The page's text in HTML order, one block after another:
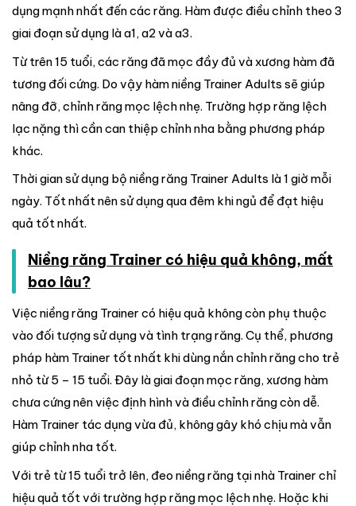
dụng mạnh nhất đến các răng. Hàm được điều chỉnh theo 3
giai đoạn sử dụng là a1, a2 và a3.
Từ trên 15 tuổi, các răng đã mọc đầy đủ và xương hàm đã
tương đối cứng. Do vậy hàm niềng Trainer Adults sẽ giúp
nâng đỡ, chỉnh răng mọc lệch nhẹ. Trường hợp răng lệch
lạc nặng thì cần can thiệp chỉnh nha bằng phương pháp
khác.
Thời gian sử dụng bộ niềng răng Trainer Adults là 1 giờ mỗi
ngày. Tốt nhất nên sử dụng qua đêm khi ngủ để đạt hiệu
quả tốt nhất.
Niềng răng Trainer có hiệu quả không, mất
bao lâu?
Việc niềng răng Trainer có hiệu quả không còn phụ thuộc
vào đối tượng sử dụng và tình trạng răng. Cụ thể, phương
pháp hàm Trainer tốt nhất khi dùng nắn chỉnh răng cho trẻ
nhỏ từ 5 – 15 tuổi. Đây là giai đoạn mọc răng, xương hàm
chưa cứng nên việc định hình và điều chỉnh răng còn dễ.
Hàm Trainer tác dụng vừa đủ, không gây khó chịu mà vẫn
giúp chỉnh nha tốt.
Với trẻ từ 15 tuổi trở lên, đeo niềng răng tại nhà Trainer chỉ
hiệu quả tốt với trường hợp răng mọc lệch nhẹ. Hoặc khi